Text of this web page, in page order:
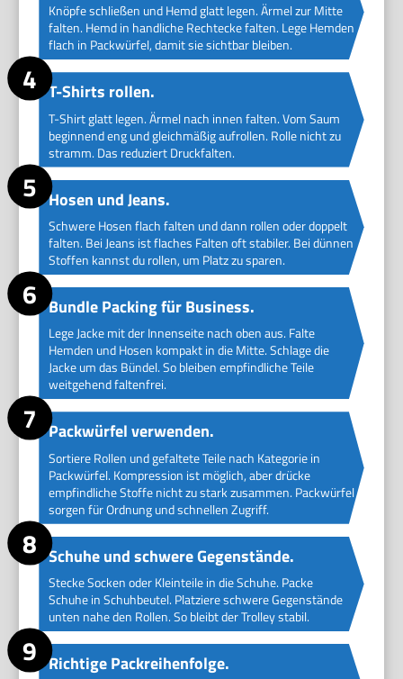
Knöpfe schließen und Hemd glatt legen. Ärmel zur Mitte
falten. Hemd in handliche Rechtecke falten. Lege Hemden
flach in Packwürfel, damit sie sichtbar bleiben.
T-Shirts rollen.
T-Shirt glatt legen. Ärmel nach innen falten. Vom Saum
beginnend eng und gleichmäßig aufrollen. Rolle nicht zu
stramm. Das reduziert Druckfalten.
Hosen und Jeans.
Schwere Hosen flach falten und dann rollen oder doppelt
falten. Bei Jeans ist flaches Falten oft stabiler. Bei dünnen
Stoffen kannst du rollen, um Platz zu sparen.
Bundle Packing für Business.
Lege Jacke mit der Innenseite nach oben aus. Falte
Hemden und Hosen kompakt in die Mitte. Schlage die
Jacke um das Bündel. So bleiben empfindliche Teile
weitgehend faltenfrei.
Packwürfel verwenden.
Sortiere Rollen und gefaltete Teile nach Kategorie in
Packwürfel. Kompression ist möglich, aber drücke
empfindliche Stoffe nicht zu stark zusammen. Packwürfel
sorgen für Ordnung und schnellen Zugriff.
Schuhe und schwere Gegenstände.
Stecke Socken oder Kleinteile in die Schuhe. Packe
Schuhe in Schuhbeutel. Platziere schwere Gegenstände
unten nahe den Rollen. So bleibt der Trolley stabil.
Richtige Packreihenfolge.